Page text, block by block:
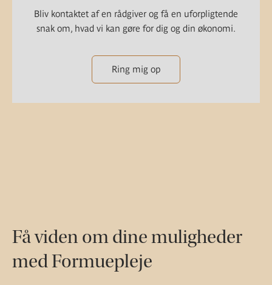
Bliv kontaktet af en rådgiver og få en uforpligtende
snak om, hvad vi kan gøre for dig og din økonomi.
Ring mig op
Få viden om dine muligheder
med Formuepleje